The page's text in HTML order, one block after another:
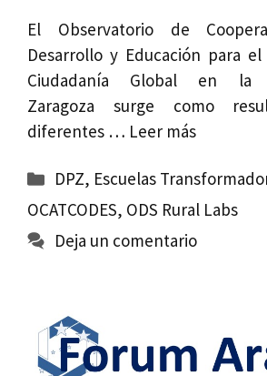
El Observatorio de
Desarrollo y Educación para
Ciudadanía Global en la
Zaragoza surge como
diferentes … Leer más
Categorías
DPZ, Escuelas
OCATCODES, ODS Rural Labs
Deja un comentario